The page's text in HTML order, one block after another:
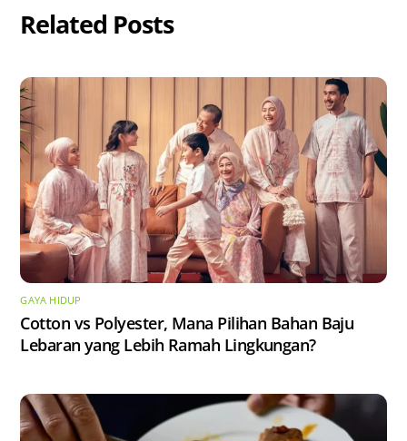
Related Posts
GAYA HIDUP
Cotton vs Polyester, Mana Pilihan Bahan Baju
Lebaran yang Lebih Ramah Lingkungan?